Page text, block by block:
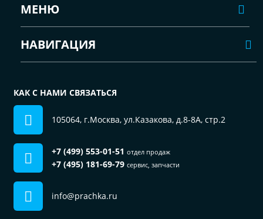
МЕНЮ
НАВИГАЦИЯ
КАК С НАМИ СВЯЗАТЬСЯ
105064, г.Москва, ул.Казакова, д.8-8А, стр.2
+7 (499) 553-01-51 отдел продаж
+7 (495) 181-69-79 сервис, запчасти
info@prachka.ru